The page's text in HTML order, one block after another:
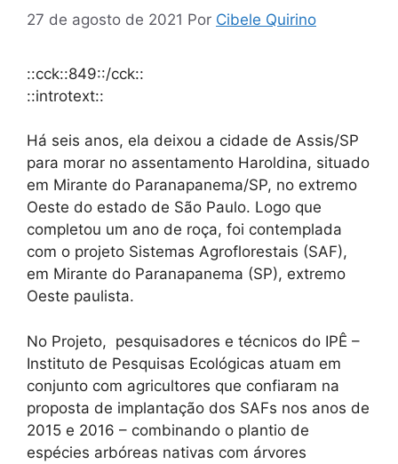
27 de agosto de 2021 Por Cibele Quirino
::cck::849::/cck::
::introtext::
Há seis anos, ela deixou a cidade de Assis/SP
para morar no assentamento Haroldina, situado
em Mirante do Paranapanema/SP, no extremo
Oeste do estado de São Paulo. Logo que
completou um ano de roça, foi contemplada
com o projeto Sistemas Agroflorestais (SAF),
em Mirante do Paranapanema (SP), extremo
Oeste paulista.
No Projeto, pesquisadores e técnicos do IPÊ –
Instituto de Pesquisas Ecológicas atuam em
conjunto com agricultores que confiaram na
proposta de implantação dos SAFs nos anos de
2015 e 2016 – combinando o plantio de
espécies arbóreas nativas com árvores